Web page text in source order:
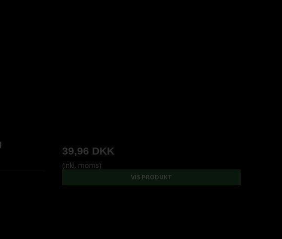
39,96 DKK
(inkl. moms)
VIS PRODUKT